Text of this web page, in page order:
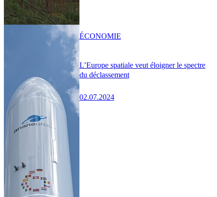
L’Europe spatiale veut éloigner le spectre
du déclassement
02.07.2024
ÉCONOMIE